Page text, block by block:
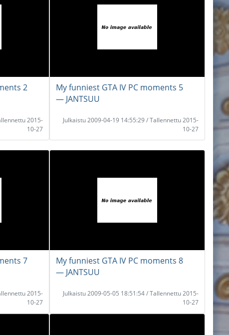
2
2015-
10-27
My funniest GTA IV PC moments 5
― JANTSUU
Julkaistu 2009-04-19 14:55:29 / Tallennettu 2015-
10-27
7
2015-
10-27
My funniest GTA IV PC moments 8
― JANTSUU
Julkaistu 2009-05-05 18:51:54 / Tallennettu 2015-
10-27